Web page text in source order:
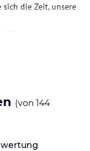
die Zeit, unsere
Alle Angaben
Bitte
(von 144